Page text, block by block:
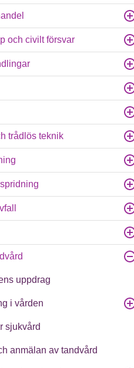
och civilt försvar
trådlös teknik
uppdrag
i vården
sjukvård
anmälan av tandvård